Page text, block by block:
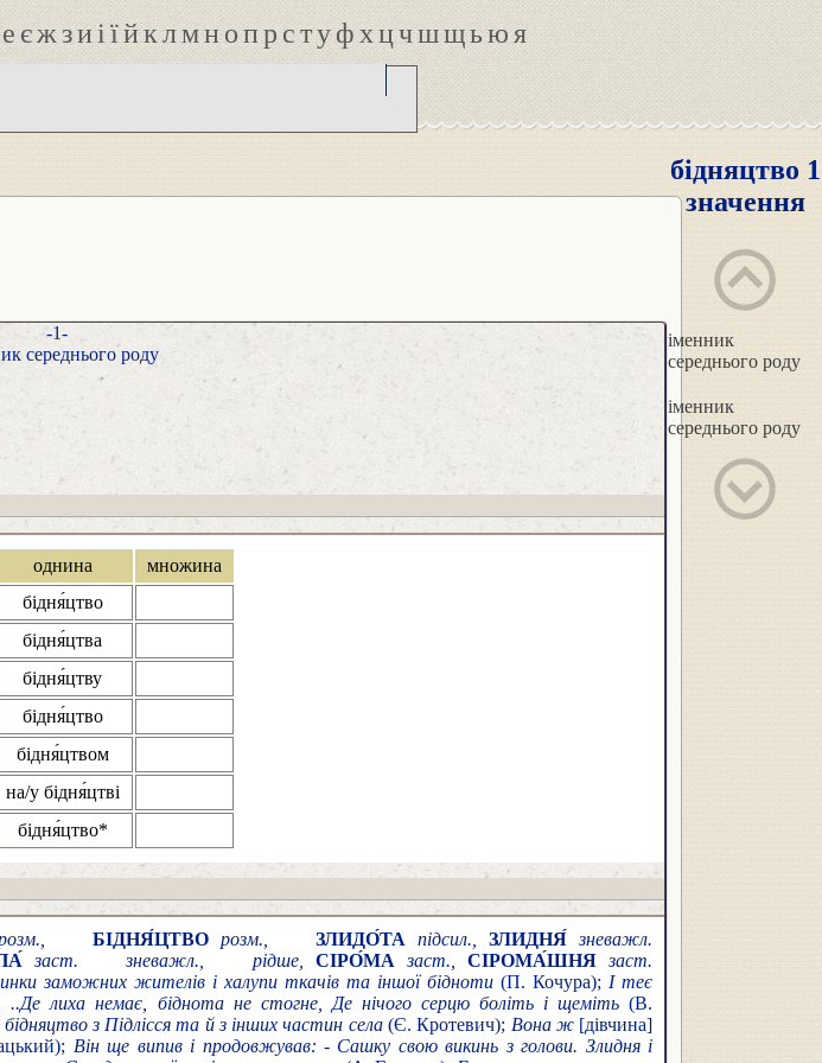
еєжзиіїйклмнопрстуфхцчшщьюя
бідняцтво 1
значення
іменник
середнього роду
іменник
середнього роду
-1-
середнього роду
однина
множина
бідня́цтво
бідня́цтва
бідня́цтву
бідня́цтво
бідня́цтвом
на/у бідня́цтві
бідня́цтво*
БІДНЯ́ЦТВО розм., ЗЛИДО́ТА підсил., ЗЛИДНЯ́ зневажл.
заст. зневажл., рідше, СІРО́МА заст., СІРОМА́ШНЯ заст.
заможних жителів і халупи ткачів та іншої бідноти (П. Кочура); І теє
..Де лиха немає, біднота не стогне, Де нічого серцю боліть і щеміть(В.
з Підлісся та й з інших частин села(Є. Кротевич); Вона ж [дівчина]
Він ще випив і продовжував: - Сашку свою викинь з голови. Злидня і